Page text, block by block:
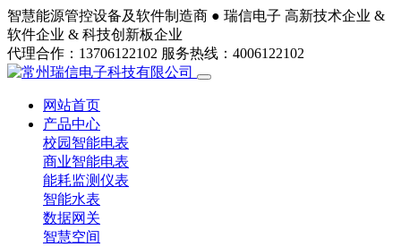
智慧能源管控设备及软件制造商 ● 瑞信电子 高新技术企业 &
软件企业 & 科技创新板企业
代理合作：13706122102 服务热线：4006122102
网站首页
产品中心
校园智能电表
商业智能电表
能耗监测仪表
智能水表
数据网关
智慧空间